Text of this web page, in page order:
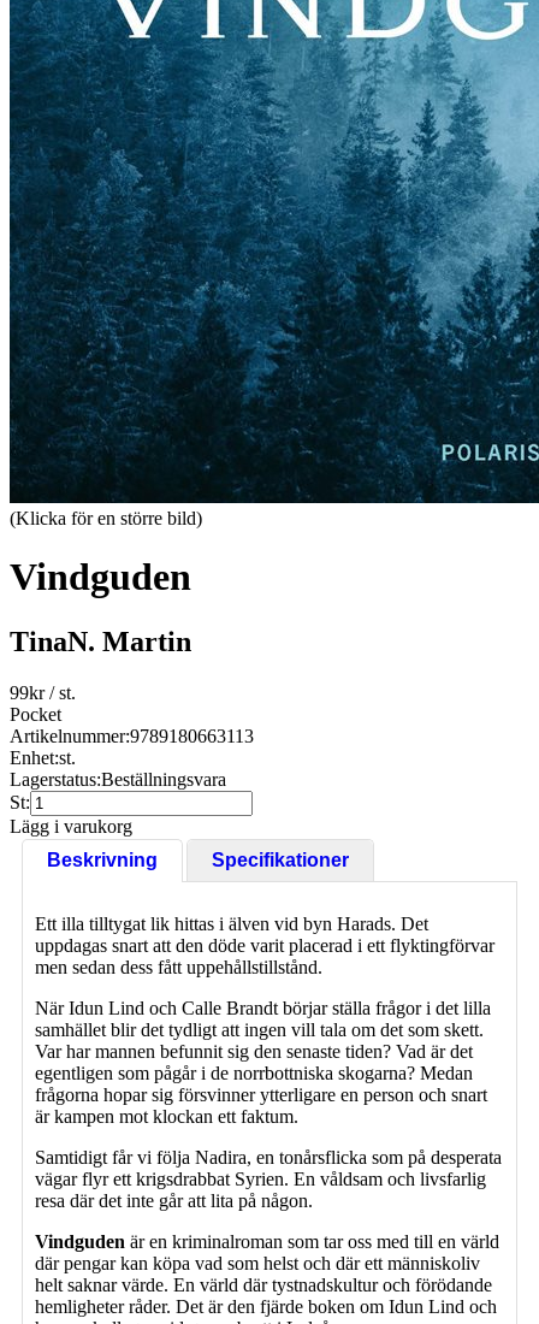
(Klicka för en större bild)
Vindguden
TinaN. Martin
99kr/ st.
Pocket
Artikelnummer:9789180663113
Enhet:st.
Lagerstatus:Beställningsvara
St:
Lägg i varukorg
Beskrivning
Specifikationer
Ett illa tilltygat lik hittas i älven vid byn Harads. Det
uppdagas snart att den döde varit placerad i ett flyktingförvar
men sedan dess fått uppehållstillstånd.
När Idun Lind och Calle Brandt börjar ställa frågor i det lilla
samhället blir det tydligt att ingen vill tala om det som skett.
Var har mannen befunnit sig den senaste tiden? Vad är det
egentligen som pågår i de norrbottniska skogarna? Medan
frågorna hopar sig försvinner ytterligare en person och snart
är kampen mot klockan ett faktum.
Samtidigt får vi följa Nadira, en tonårsflicka som på desperata
vägar flyr ett krigsdrabbat Syrien. En våldsam och livsfarlig
resa där det inte går att lita på någon.
Vindguden är en kriminalroman som tar oss med till en värld
där pengar kan köpa vad som helst och där ett människoliv
helt saknar värde. En värld där tystnadskultur och förödande
hemligheter råder. Det är den fjärde boken om Idun Lind och